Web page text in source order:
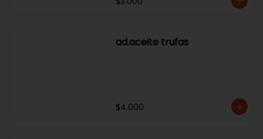
ad.aceite trufas
$4.000